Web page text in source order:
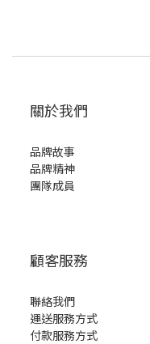
關於我們
品牌故事
品牌精神
團隊成員
顧客服務
聯絡我們
運送服務方式
付款服務方式